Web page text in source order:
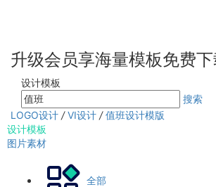
升级会员享海量模板免费
设计模板
搜索
LOGO设计 / VI设计 / 值班设计模版
设计模板
图片素材
全部